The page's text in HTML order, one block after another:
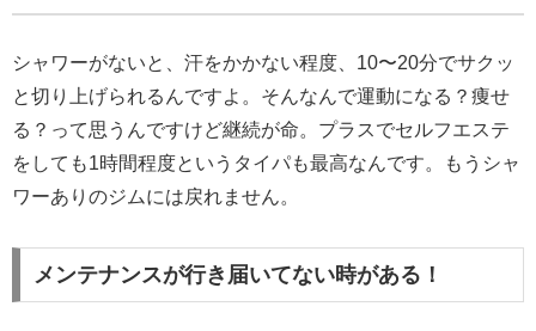
シャワーがないと、汗をかかない程度、10〜20分でサクッ
と切り上げられるんですよ。そんなんで運動になる？痩せ
る？って思うんですけど継続が命。プラスでセルフエステ
をしても1時間程度というタイパも最高なんです。もうシャ
ワーありのジムには戻れません。
メンテナンスが行き届いてない時がある！